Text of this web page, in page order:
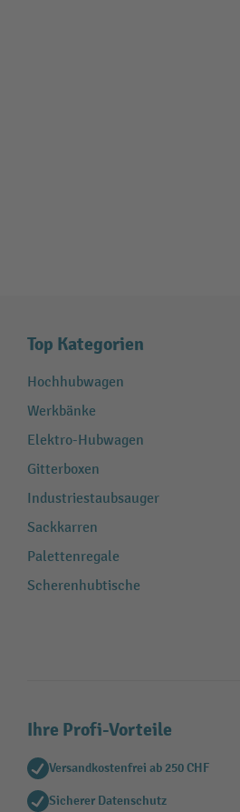
Top Kategorien
Hochhubwagen
Werkbänke
Elektro-Hubwagen
Gitterboxen
Industriestaubsauger
Sackkarren
Palettenregale
Scherenhubtische
Ihre Profi-Vorteile
Versandkostenfrei ab 250 CHF
Sicherer Datenschutz